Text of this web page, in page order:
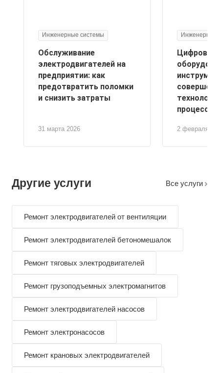
Инженерные системы
31 марта 2026
Обслуживание
электродвигателей на
предприятии: как
предотвратить поломки
и снизить затраты
Инженерные
2 февраля
Цифровые
процессов
Другие услуги Все услуги
Ремонт электродвигателей от вентиляции
Ремонт электродвигателей бетономешалок
Ремонт тяговых электродвигателей
Ремонт грузоподъемных электромагнитов
Ремонт электродвигателей насосов
Ремонт электронасосов
Ремонт крановых электродвигателей